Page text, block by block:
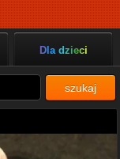
Dla dzieci
szukaj